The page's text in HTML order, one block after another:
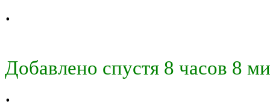
.
Добавлено спустя 8 часов 8
.